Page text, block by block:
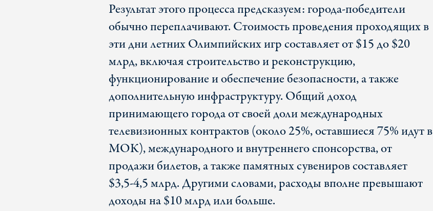
Результат этого процесса предсказуем: города-победители
обычно переплачивают. Стоимость проведения проходящих в
эти дни летних Олимпийских игр составляет от $15 до $20
млрд, включая строительство и реконструкцию,
функционирование и обеспечение безопасности, а также
дополнительную инфраструктуру. Общий доход
принимающего города от своей доли международных
телевизионных контрактов (около 25%, оставшиеся 75% идут в
МОК), международного и внутреннего спонсорства, от
продажи билетов, а также памятных сувениров составляет
$3,5-4,5 млрд. Другими словами, расходы вполне превышают
доходы на $10 млрд или больше.